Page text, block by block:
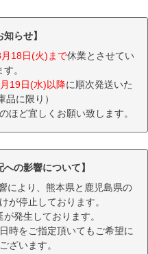
知らせ】
18日(火)まで休業とさせてい
。
19日(水)以降に順次発送いた
に限り）
ほど宜しくお願い致します。
への影響について】
により、熊本県と鹿児島県の
が停止しております。
発生しております。
時をご指定頂いてもご希望に
ざいます。